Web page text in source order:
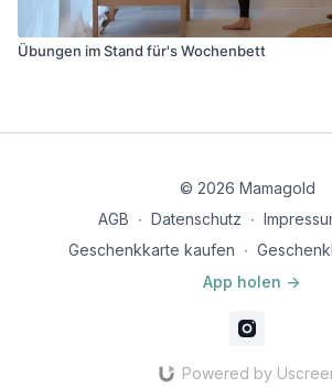
Übungen im Stand für's Wochenbett
© 2026 Mamagold
AGB ∙ Datenschutz ∙
Geschenkkarte kaufen ∙
App holen ->
Powered by